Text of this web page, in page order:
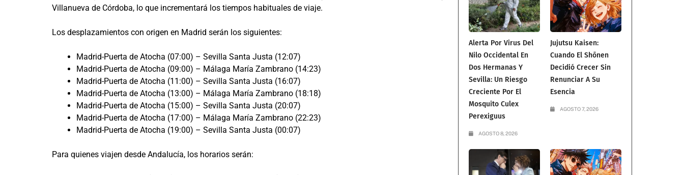
Villanueva de Córdoba, lo que incrementará los tiempos habituales de viaje.
Los desplazamientos con origen en Madrid serán los siguientes:
Madrid-Puerta de Atocha (07:00) – Sevilla Santa Justa (12:07)
Madrid-Puerta de Atocha (09:00) – Málaga María Zambrano (14:23)
Madrid-Puerta de Atocha (11:00) – Sevilla Santa Justa (16:07)
Madrid-Puerta de Atocha (13:00) – Málaga María Zambrano (18:18)
Madrid-Puerta de Atocha (15:00) – Sevilla Santa Justa (20:07)
Madrid-Puerta de Atocha (17:00) – Málaga María Zambrano (22:23)
Madrid-Puerta de Atocha (19:00) – Sevilla Santa Justa (00:07)
Para quienes viajen desde Andalucía, los horarios serán:
Alerta Por Virus Del
Nilo Occidental En
Dos Hermanas Y
Sevilla: Un Riesgo
Creciente Por El
Mosquito Culex
Perexiguus
AGOSTO 8, 2026
Jujutsu Kaisen:
Cuando El Shōnen
Decidió Crecer Sin
Renunciar A Su
Esencia
AGOSTO 7, 2026